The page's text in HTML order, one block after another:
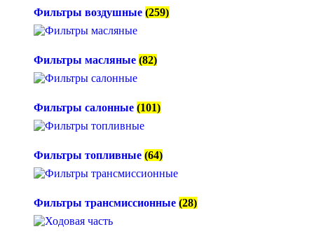
Фильтры воздушные (259)
Фильтры масляные (82)
Фильтры салонные (101)
Фильтры топливные (64)
Фильтры трансмиссионные (28)